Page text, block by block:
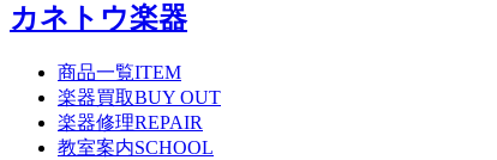
カネトウ楽器
商品一覧ITEM
楽器買取BUY OUT
楽器修理REPAIR
教室案内SCHOOL